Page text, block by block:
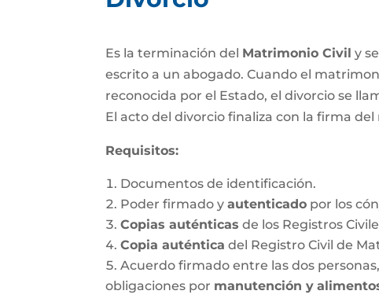
Es la terminación del Matrimonio Civil y
escrito a un abogado. Cuando el
reconocida por el Estado, el divorcio se
El acto del divorcio finaliza con la firma
Requisitos:
Documentos de identificación.
Poder firmado yautenticado por los
Copias auténticas de los Registros
Copia auténtica del Registro Civil de
Acuerdo firmado entre las dos
obligaciones por manutención y